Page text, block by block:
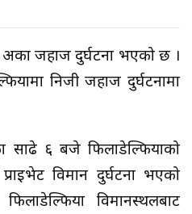
जहाज दुर्घटना भएको छ ।
निजी जहाज दुर्घटनामा
साढे ६ बजे फिलाडेल्फियाको
विमान दुर्घटना भएको
विमानस्थलबाट